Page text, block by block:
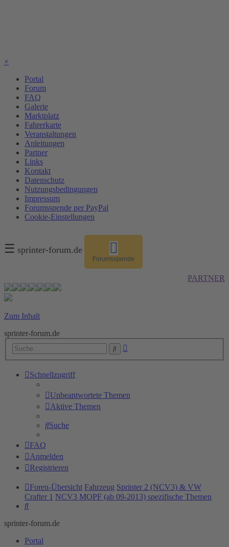
×
Portal
Forum
FAQ
Galerie
Marktplatz
Fahrerkarte
Veranstaltungen
Anleitungen
Partner
Links
Kontakt
Datenschutz
Nutzungsbedingungen
Impressum
Forumsspende per PayPal
Cookie-Einstellungen
☰ sprinter-forum.de
Forumsspende
PARTNER
Zum Inhalt
sprinter-forum.de
Suche
Schnellzugriff
Unbeantwortete Themen
Aktive Themen
Suche
FAQ
Anmelden
Registrieren
Foren-Übersicht Fahrzeug Sprinter 2 (NCV3) & VW
Crafter 1 NCV3 MOPF (ab 09-2013) spezifische Themen
Suche
sprinter-forum.de
Portal